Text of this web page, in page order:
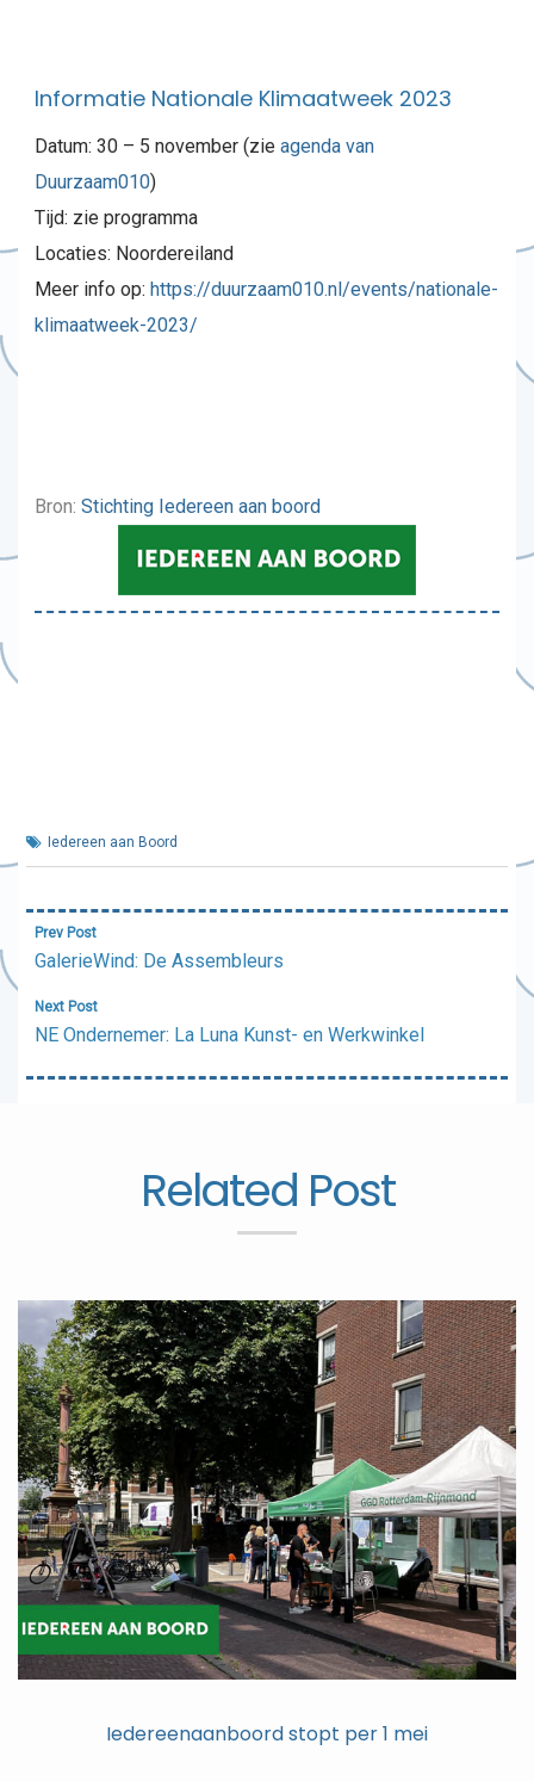
Informatie Nationale Klimaatweek 2023
Datum: 30 – 5 november (zie agenda van
Duurzaam010)
Tijd: zie programma
Locaties: Noordereiland
Meer info op: https://duurzaam010.nl/events/nationale-
klimaatweek-2023/
Bron: Stichting Iedereen aan boord
Iedereen aan Boord
Bericht
navigatie
Prev Post
GalerieWind: De Assembleurs
Next Post
NE Ondernemer: La Luna Kunst- en Werkwinkel
Related Post
Iedereenaanboord stopt per 1 mei